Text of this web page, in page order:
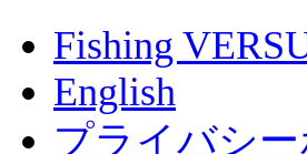
Fishing
English
プライバシ